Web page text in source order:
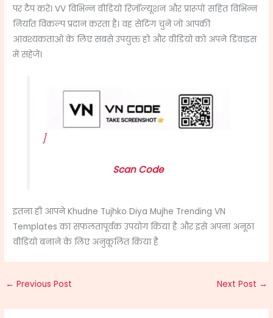
पर टैप करें। VV विभिन्न वीडियो रिज़ॉल्यूशन और प्रारूपों सहित विभिन्न
निर्यात विकल्प प्रदान करता है। वह सेटिंग चुनें जो आपकी
आवश्यकताओं के लिए सबसे उपयुक्त हो और वीडियो को अपने डिवाइस
में सहेजें।
]
Scan Code
इतना ही आपने Khudne Tujhko Diya Mujhe Trending VN
Templates का सफलतापूर्वक उपयोग किया है और इसे अपना अनूठा
वीडियो बनाने के लिए अनुकूलित किया है
← Previous Post Next Post →